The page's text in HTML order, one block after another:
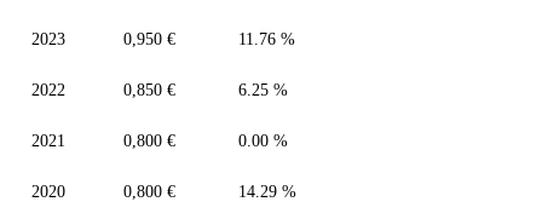
2023 0,950 € 11.76 %
2022 0,850 € 6.25 %
2021 0,800 € 0.00 %
2020 0,800 € 14.29 %